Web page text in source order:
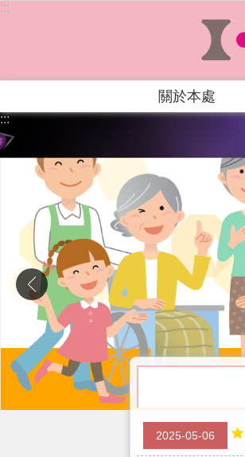
跳到主要內容區塊
:::
關於本處
:::
2025-05-06